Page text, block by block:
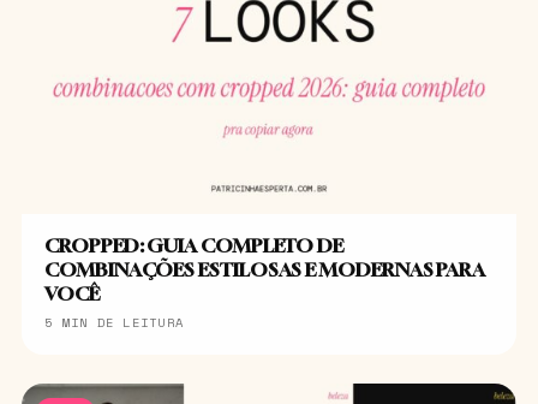
CROPPED: GUIA COMPLETO DE
COMBINAÇÕES ESTILOSAS E MODERNAS PARA
VOCÊ
5 MIN DE LEITURA